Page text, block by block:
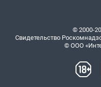
© 2000-
Свидетельство
© ООО